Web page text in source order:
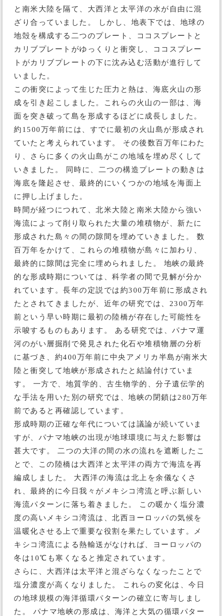
と南米大陸を隔て、大西洋と太平洋の水が自由に混
ざり合っていました。 しかし、地表下では、地球の
地殻を構成する二つのプレート、ココスプレートと
カリブプレートがゆっくりと衝突し、ココスプレー
トがカリブプレートの下に沈み込む活動が進行して
いました。
この衝突によって生じた圧力と熱は、海底火山の形
成を引き起こしました。これらの火山の一部は、海
面を突き破って島を形成するほどに成長しました。
約1500万年前には、すでに最初の火山島が形成され
ていたと考えられています。 その後数百万年にわた
り、さらに多くの火山島がこの地域を埋め尽くして
いきました。 同時に、二つの構造プレートの動きは
海底を隆起させ、最終的にいくつかの地域を海面上
に押し上げました。
時間が経つにつれて、北米大陸と南米大陸から強い
海流によって削り取られた大量の堆積物が、新たに
形成された島々の間の隙間を埋めていきました。 数
百万年をかけて、これらの堆積物が島々に加わり、
最終的に隙間は完全に埋められました。 地峡の最終
的な形成時期については、科学者の間で見解が分か
れています。長年の定説では約300万年前に形成され
たとされてきましたが、近年の研究では、2300万年
前という早い時期に最初の陸橋が存在した可能性を
示唆するものもあります。 ある研究では、パナマ運
河のがい層掘削で発見された化石や堆積物層の分析
に基づき、約400万年前に中央アメリカ半島が南米大
陸と衝突して地峡が形成されたと結論付けていま
す。 一方で、地質学的、古生物学的、分子遺伝学的
な手法を用いた別の研究では、地峡の閉鎖は280万年
前であると再確認しています。
形成時期の正確な年代については議論が続いていま
すが、パナマ地峡の出現が地球環境に与えた影響は
甚大です。 二つの大洋の間の水の流れを遮断したこ
とで、この陸橋は大西洋と太平洋の両方で海流を再
編成しました。 大西洋の海流は北上を余儀なくさ
れ、最終的に今日我々がメキシコ湾流と呼ぶ新しい
海流パターンに落ち着きました。 この暖かく塩分濃
度の高いメキシコ湾流は、北西ヨーロッパの気候を
温暖化させる上で重要な役割を果たしています。メ
キシコ湾流による熱輸送がなければ、ヨーロッパの
冬は10℃も寒くなると推定されています。
さらに、大西洋は太平洋と混ざらなくなったことで
塩分濃度が高くなりました。 これらの変化は、今日
の地球規模の海洋循環パターンの確立に寄与しまし
た。 パナマ地峡の形成は、海洋と大気の循環パター